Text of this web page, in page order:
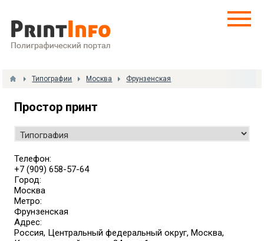
Типографии Москва Фрунзенская
Простор принт
Телефон:
+7 (909) 658-57-64
Город:
Москва
Метро:
Фрунзенская
Адрес:
Россия, Центральный федеральный округ, Москва,